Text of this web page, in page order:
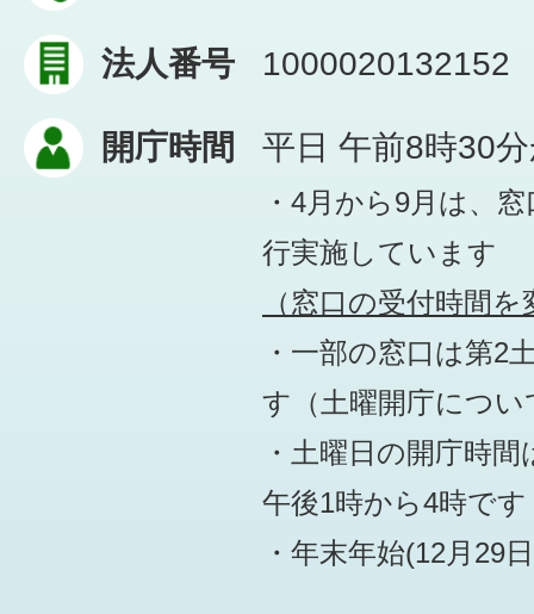
法人番号 1000020132152
開庁時間 平日 午前8時30
・4月から9月は、
行実施しています
（窓口の受付時間
・一部の窓口は第2
す （土曜開庁につ
・土曜日の開庁時
午後1時から4時です
・年末年始(12月29